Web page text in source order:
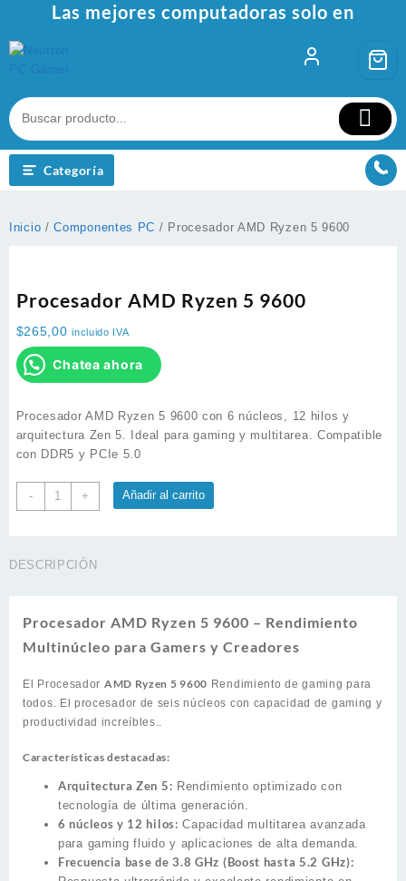
contenido
Las mejores computadoras solo en
Categoría
Inicio /Componentes PC / Procesador AMD Ryzen 5 9600
Procesador AMD Ryzen 5 9600
$265,00 incluido IVA
Chatea ahora
Procesador AMD Ryzen 5 9600 con 6 núcleos, 12 hilos y
arquitectura Zen 5. Ideal para gaming y multitarea. Compatible
con DDR5 y PCIe 5.0
-
Procesador
AMD
9600
+ Añadir al carrito
DESCRIPCIÓN
Procesador AMD Ryzen 5 9600 – Rendimiento
Multinúcleo para Gamers y Creadores
El Procesador AMD Ryzen 5 9600 Rendimiento de gaming para
todos. El procesador de seis núcleos con capacidad de gaming y
productividad increíbles..
Características destacadas:
Arquitectura Zen 5: Rendimiento optimizado con
tecnología de última generación.
6 núcleos y 12 hilos: Capacidad multitarea avanzada
para gaming fluido y aplicaciones de alta demanda.
Frecuencia base de 3.8 GHz (Boost hasta 5.2 GHz):